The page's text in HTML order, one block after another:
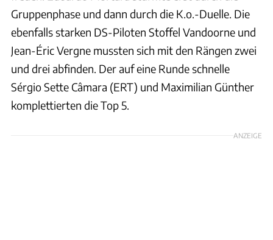
Gruppenphase und dann durch die K.o.-Duelle. Die
ebenfalls starken DS-Piloten Stoffel Vandoorne und
Jean-Éric Vergne mussten sich mit den Rängen zwei
und drei abfinden. Der auf eine Runde schnelle
Sérgio Sette Câmara (ERT) und Maximilian Günther
komplettierten die Top 5.
ANZEIGE